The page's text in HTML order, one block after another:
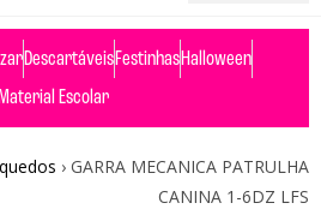
DescartáveisFestinhasHalloween
Material Escolar
› GARRA MECANICA PATRULHA
CANINA 1-6DZ LFS